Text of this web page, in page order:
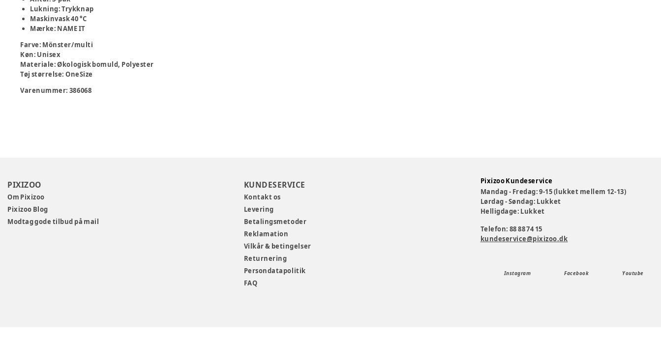
Lukning: Trykknap
Maskinvask 40 °C
Mærke: NAME IT
Farve: Mönster/multi
Køn: Unisex
Materiale:Økologisk bomuld, Polyester
Tøj størrelse:OneSize
Varenummer: 386068
PIXIZOO
Om Pixizoo
Pixizoo Blog
Modtag gode tilbud på mail
KUNDESERVICE
Kontakt os
Levering
Betalingsmetoder
Reklamation
Vilkår & betingelser
Returnering
Persondatapolitik
FAQ
Pixizoo Kundeservice
Mandag - Fredag: 9-15 (lukket mellem 12-13)
Lørdag - Søndag: Lukket
Helligdage: Lukket
Telefon: 88 88 74 15
kundeservice@pixizoo.dk
Instagram Facebook Youtube